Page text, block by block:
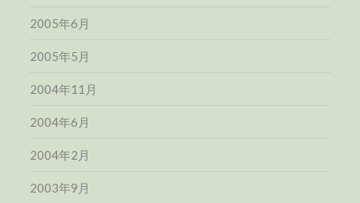
2005年6月
2005年5月
2004年11月
2004年6月
2004年2月
2003年9月